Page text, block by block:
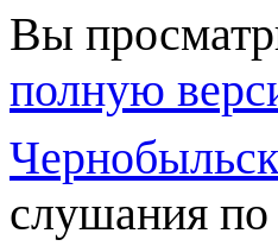
Вы
полную
слушания по